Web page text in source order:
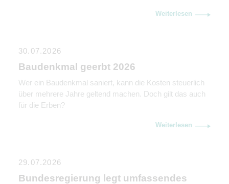
Kommunikation genauso wichtig ist wie rechtliche und
Weiterlesen
30.07.2026
Baudenkmal geerbt 2026
Wer ein Baudenkmal saniert, kann die Kosten steuerlich
über mehrere Jahre geltend machen. Doch gilt das auch
für die Erben?
Weiterlesen
29.07.2026
Bundesregierung legt umfassendes